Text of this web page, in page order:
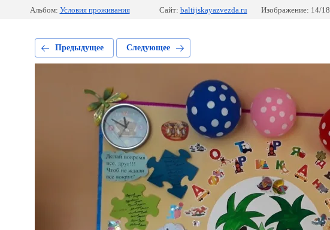
Альбом: Условия проживания Сайт: baltijskayazvezda.ru Изображение: 14/18
Предыдущее Следующее